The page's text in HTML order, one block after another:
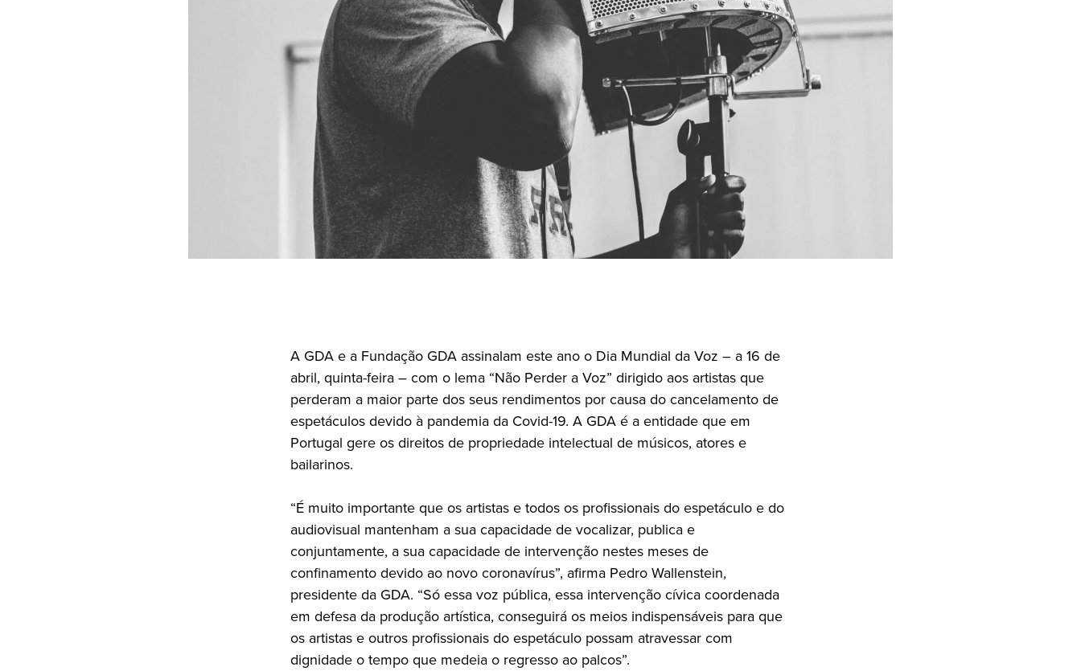
A GDA e a Fundação GDA assinalam este ano o Dia Mundial da Voz – a 16 de
abril, quinta-feira – com o lema “Não Perder a Voz” dirigido aos artistas que
perderam a maior parte dos seus rendimentos por causa do cancelamento de
espetáculos devido à pandemia da Covid-19. A GDA é a entidade que em
Portugal gere os direitos de propriedade intelectual de músicos, atores e
bailarinos.
“É muito importante que os artistas e todos os profissionais do espetáculo e do
audiovisual mantenham a sua capacidade de vocalizar, publica e
conjuntamente, a sua capacidade de intervenção nestes meses de
confinamento devido ao novo coronavírus”, afirma Pedro Wallenstein,
presidente da GDA. “Só essa voz pública, essa intervenção cívica coordenada
em defesa da produção artística, conseguirá os meios indispensáveis para que
os artistas e outros profissionais do espetáculo possam atravessar com
dignidade o tempo que medeia o regresso ao palcos”.